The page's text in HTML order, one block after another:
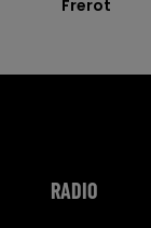
Frerot
RADIO